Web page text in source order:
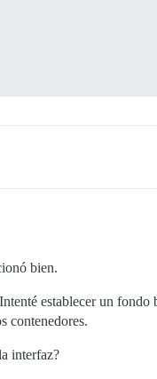
bien.
establecer un fondo
contenedores.
interfaz?